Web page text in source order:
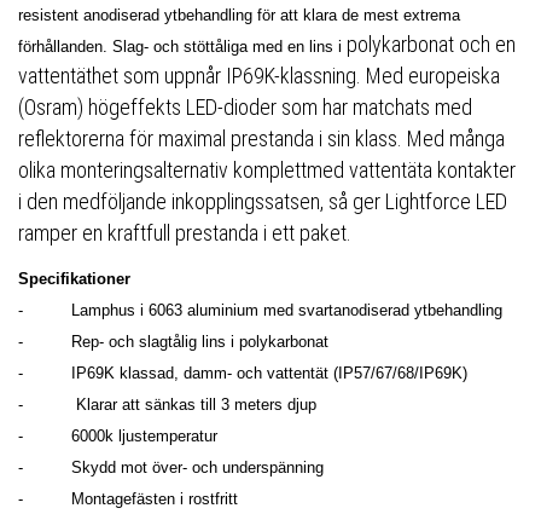
resistent anodiserad ytbehandling för att klara de mest extrema
förhållanden. Slag- och stöttåliga med en lins i polykarbonat och en
vattentäthet som uppnår IP69K-klassning. Med europeiska
(Osram) högeffekts LED-dioder som har matchats med
reflektorerna för maximal prestanda i sin klass. Med många
olika monteringsalternativ komplettmed vattentäta kontakter
i den medföljande inkopplingssatsen, så ger Lightforce LED
ramper en kraftfull prestanda i ett paket.
Specifikationer
-
Lamphus i 6063 aluminium med svartanodiserad ytbehandling
-
Rep- och slagtålig lins i polykarbonat
-
IP69K klassad, damm- och vattentät (IP57/67/68/IP69K)
-
Klarar att sänkas till 3 meters djup
-
6000k ljustemperatur
-
Skydd mot över- och underspänning
-
Montagefästen i rostfritt